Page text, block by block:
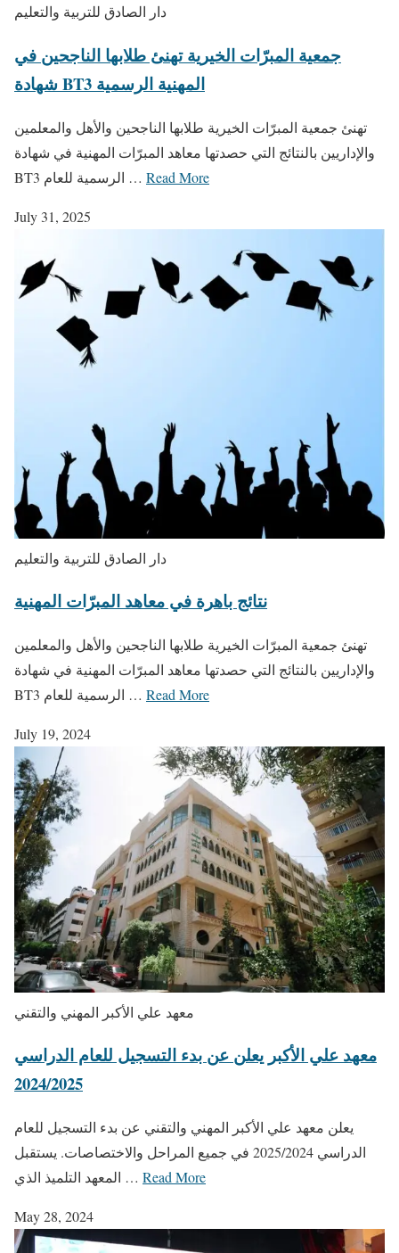
دار الصادق للتربية والتعليم
جمعية المبرّات الخيرية تهنئ طلابها الناجحين في
شهادة BT3 المهنية الرسمية
تهنئ جمعية المبرّات الخيرية طلابها الناجحين والأهل والمعلمين
والإداريين بالنتائج التي حصدتها معاهد المبرّات المهنية في شهادة
BT3 الرسمية للعام … Read More
July 31, 2025
دار الصادق للتربية والتعليم
نتائج باهرة في معاهد المبرّات المهنية
تهنئ جمعية المبرّات الخيرية طلابها الناجحين والأهل والمعلمين
والإداريين بالنتائج التي حصدتها معاهد المبرّات المهنية في شهادة
BT3 الرسمية للعام … Read More
July 19, 2024
معهد علي الأكبر المهني والتقني
معهد علي الأكبر يعلن عن بدء التسجيل للعام الدراسي
2024/2025
يعلن معهد علي الأكبر المهني والتقني عن بدء التسجيل للعام
الدراسي 2025/2024 في جميع المراحل والاختصاصات. يستقبل
المعهد التلميذ الذي … Read More
May 28, 2024